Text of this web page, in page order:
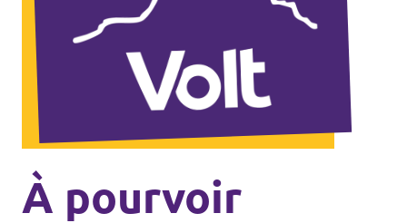
Agenda
Volt FALC
Donner
À pourvoir